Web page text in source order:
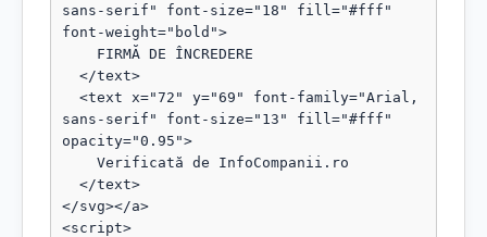
sans-serif" font-size="18" fill="#fff"
font-weight="bold">
sans-serif" font-size="13" fill="#fff"
opacity="0.95">
</svg></a>
<script>